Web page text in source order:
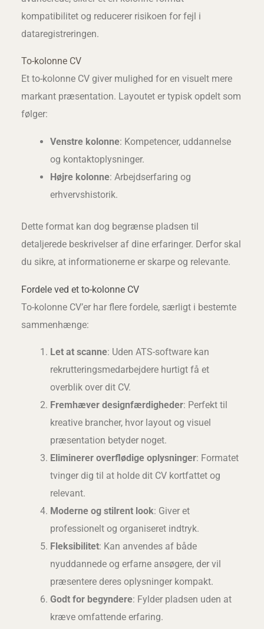
kompatibilitet og reducerer risikoen for fejl i
dataregistreringen.
To-kolonne CV
Et to-kolonne CV giver mulighed for en visuelt mere
markant præsentation. Layoutet er typisk opdelt som
følger:
Venstre kolonne: Kompetencer, uddannelse
og kontaktoplysninger.
Højre kolonne: Arbejdserfaring og
erhvervshistorik.
Dette format kan dog begrænse pladsen til
detaljerede beskrivelser af dine erfaringer. Derfor skal
du sikre, at informationerne er skarpe og relevante.
Fordele ved et to-kolonne CV
To-kolonne CV’er har flere fordele, særligt i bestemte
sammenhænge:
Let at scanne: Uden ATS-software kan
rekrutteringsmedarbejdere hurtigt få et
overblik over dit CV.
Fremhæver designfærdigheder: Perfekt til
kreative brancher, hvor layout og visuel
præsentation betyder noget.
Eliminerer overflødige oplysninger: Formatet
tvinger dig til at holde dit CV kortfattet og
relevant.
Moderne og stilrent look: Giver et
professionelt og organiseret indtryk.
Fleksibilitet: Kan anvendes af både
nyuddannede og erfarne ansøgere, der vil
præsentere deres oplysninger kompakt.
Godt for begyndere: Fylder pladsen uden at
kræve omfattende erfaring.